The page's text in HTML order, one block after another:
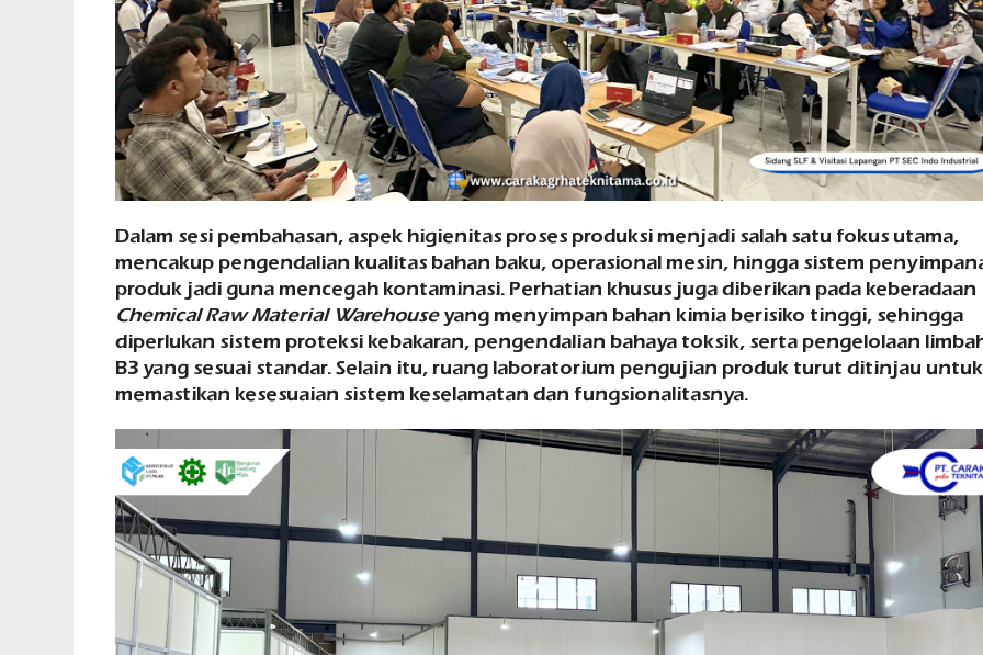
Dalam sesi pembahasan, aspek higienitas proses produksi menjadi salah satu fokus utama,
mencakup pengendalian kualitas bahan baku, operasional mesin, hingga sistem
produk jadi guna mencegah kontaminasi. Perhatian khusus juga diberikan pada keberadaan
Chemical Raw Material Warehouseyang menyimpan bahan kimia berisiko tinggi, sehingga
diperlukan sistem proteksi kebakaran, pengendalian bahaya toksik, serta pengelolaan
B3 yang sesuai standar. Selain itu, ruang laboratorium pengujian produk turut ditinjau untuk
memastikan kesesuaian sistem keselamatan dan fungsionalitasnya.